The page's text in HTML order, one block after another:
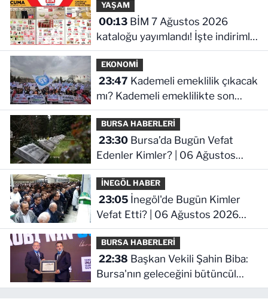
YAŞAM
00:13BİM 7 Ağustos 2026
kataloğu yayımlandı! İşte indirimli
ürünler ve fiyatları
EKONOMİ
23:47
mı? Kademeli emeklilikte son
durum ne!
BURSA HABERLERİ
23:30Bursa’da Bugün Vefat
Edenler Kimler? | 06 Ağustos
2026 Perşembe
İNEGÖL HABER
23:05İnegöl'de Bugün Kimler
Vefat Etti? | 06 Ağustos 2026
Perşembe
BURSA HABERLERİ
22:38
Bursa'nın geleceğini bütüncül
anlayışla planlıyoruz